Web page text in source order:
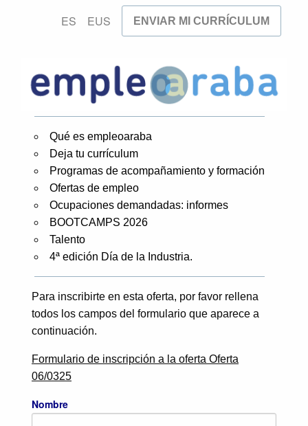
ES EUS ENVIAR MI CURRÍCULUM
Qué es empleoaraba
Deja tu currículum
Programas de acompañamiento y formación
Ofertas de empleo
Ocupaciones demandadas: informes
BOOTCAMPS 2026
Talento
4ª edición Día de la Industria.
Para inscribirte en esta oferta, por favor rellena
todos los campos del formulario que aparece a
continuación.
Formulario de inscripción a la oferta Oferta
06/0325
Nombre